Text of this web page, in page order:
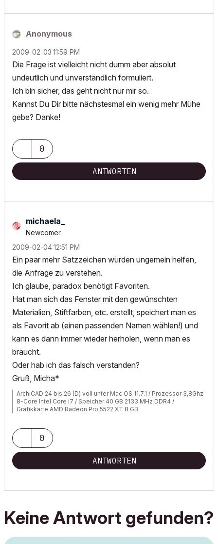
Anonymous
‎2009-02-03 11:59 PM
Die Frage ist vielleicht nicht dumm aber absolut
undeutlich und unverständlich formuliert.
Ich bin sicher, das geht nicht nur mir so.
Kannst Du Dir bitte nächstesmal ein wenig mehr Mühe
gebe? Danke!
0
ANTWORTEN
michaela_
Newcomer
‎2009-02-0412:51 PM
Ein paar mehr Satzzeichen würden ungemein helfen,
die Anfrage zu verstehen.
Ich glaube, paradox benötigt Favoriten.
Hat man sich das Fenster mit den gewünschten
Materialien, Stiftfarben, etc. erstellt, speichert man es
als Favorit ab (einen passenden Namen wählen!) und
kann es dann immer wieder herholen, wenn man es
braucht.
Oder hab ich das falsch verstanden?
Gruß, Micha*
ArchiCAD 24 bis 26 (D) voll unter Mac OS 11.7.1 / Prozessor 3,8Ghz
8-Core Intel Core i7 / Speicher 40 GB 2133 MHz DDR4 /
Grafikkarte AMD Radeon Pro 5522 XT 8 GB
0
ANTWORTEN
Keine Antwort gefunden?